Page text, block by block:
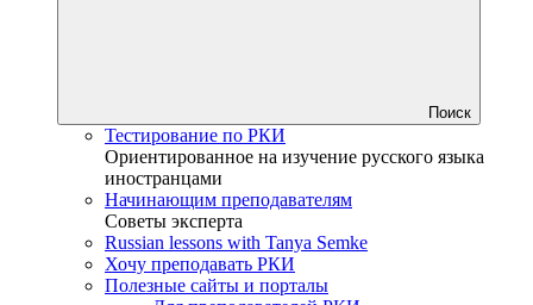
Поиск
Тестирование по РКИ
Ориентированное на изучение русского языка
иностранцами
Начинающим преподавателям
Советы эксперта
Russian lessons with Tanya Semke
Хочу преподавать РКИ
Полезные сайты и порталы